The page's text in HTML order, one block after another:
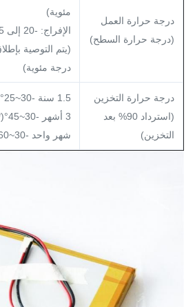
درجة حرارة العمل
(درجة حرارة السطح)
مئوية)
الإفراج: -20 إلى 65
درجة مئوية)
درجة حرارة التخزين
(استرداد 90% بعد
التخزين)
1.5 سنة -30~25°C ((1*)
3 أشهر -30~45°C ((1*)
شهر واحد -30~60°C ((1*)